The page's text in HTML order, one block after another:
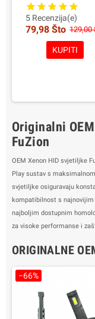
Snaga za svjetiljku:
6000 Lumen Real
Glavna karakteristika:
najvećom dubinom
Kompatibilnost:
svim
uvjetima
Pakovanje: 2
Garancija 2 godine
Trajanje do 15
5 Recenzija(e)
79,98 Što 129,00
KUPITI
Originalni
FuZion
OEM Xenon HID svjetiljke
Play sustav s
svjetiljke osiguravaju
kompatibilnost s
najboljim dostupnim
za visoke performanse i
ORIGINALNE
−66%